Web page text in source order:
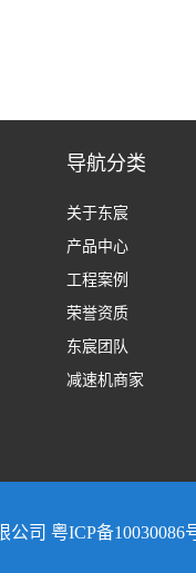
导航分类
关于东宸
产品中心
工程案例
荣誉资质
东宸团队
减速机商家
公司 粤ICP备10030086